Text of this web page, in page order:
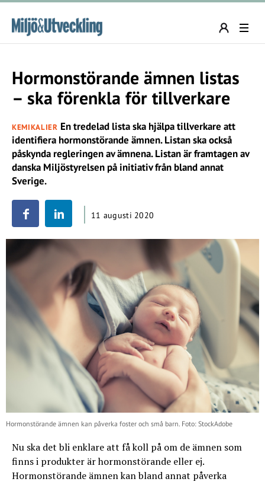
Hormonstörande ämnen listas
– ska förenkla för tillverkare
KEMIKALIER En tredelad lista ska hjälpa tillverkare att
identifiera hormonstörande ämnen. Listan ska också
påskynda regleringen av ämnena. Listan är framtagen av
danska Miljöstyrelsen på initiativ från bland annat
Sverige.
11 augusti 2020
Hormonstörande ämnen kan påverka foster och små barn. Foto: StockAdobe
Nu ska det bli enklare att få koll på om de ämnen som
finns i produkter är hormonstörande eller ej.
Hormonstörande ämnen kan bland annat påverka